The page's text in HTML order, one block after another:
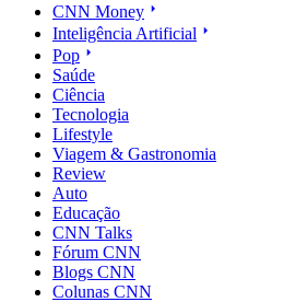
CNN Money
Inteligência Artificial
Pop
Saúde
Ciência
Tecnologia
Lifestyle
Viagem & Gastronomia
Review
Auto
Educação
CNN Talks
Fórum CNN
Blogs CNN
Colunas CNN